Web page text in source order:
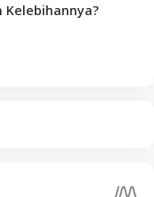
Kelebihannya?